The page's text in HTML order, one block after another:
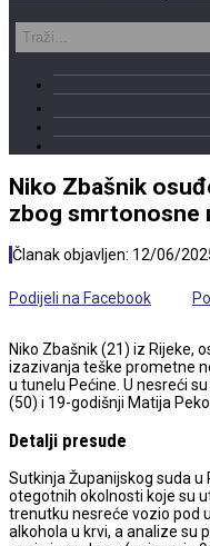
Niko Zbašnik
zbog smrtonosne
Članak objavljen: 12/06/
Podijeli na Facebook
Niko Zbašnik (21) iz Rijeke,
izazivanja teške prometne
u tunelu Pećine. U nesreći
(50) i 19-godišnji Matija
Detalji presude
Sutkinja Županijskog suda u
otegotnih okolnosti koje su
trenutku nesreće vozio pod
alkohola u krvi, a analize su